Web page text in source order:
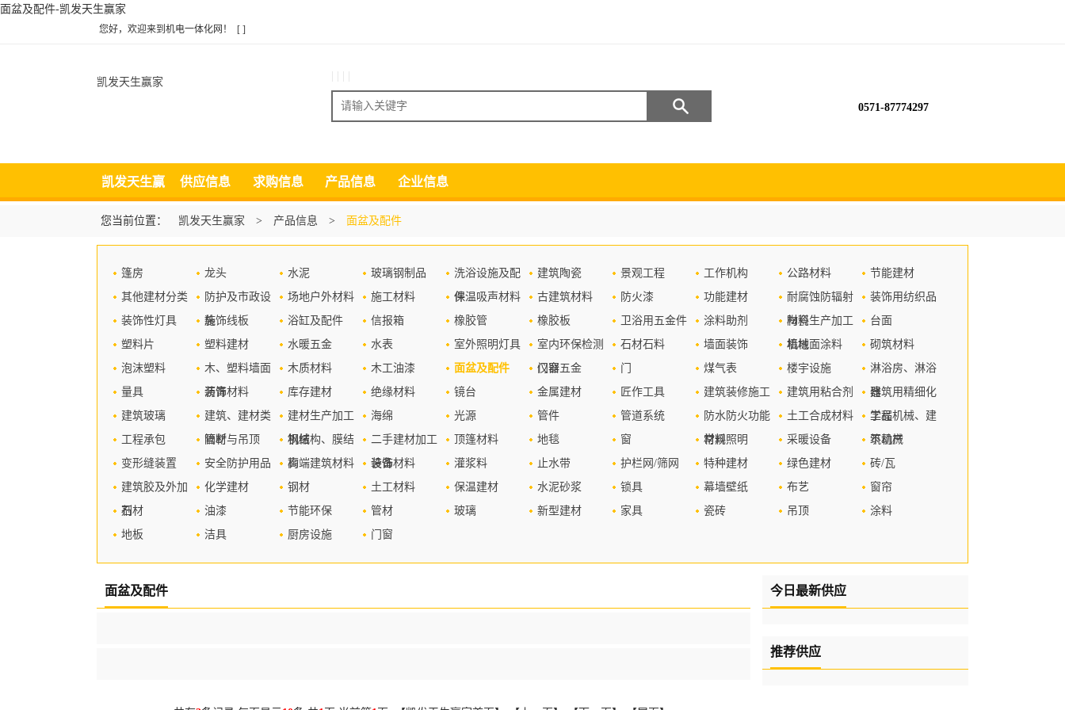
面盆及配件-凯发天生赢家
您好，欢迎来到机电一体化网！ [ ]
凯发天生赢家
搜索 0571-87774297
凯发天生赢
家
供应信息 求购信息 产品信息 企业信息
您当前位置： 凯发天生赢家 > 产品信息 > 面盆及配件
篷房 龙头 水泥 玻璃钢制品
洗浴设施及配
件
建筑陶瓷 景观工程 工作机构 公路材料
节能建材
其他建材分类
防护及市政设
施
场地户外材料 施工材料 保温吸声材料 古建筑材料 防火漆 功能建材
耐腐蚀防辐射
材料
装饰用纺织品
装饰性灯具
装饰线板 浴缸及配件 信报箱 橡胶管 橡胶板 卫浴用五金件 涂料助剂
陶瓷生产加工
机械
台面
塑料片
塑料建材 水暖五金 水表 室外照明灯具
室内环保检测
仪器
石材石料 墙面装饰 墙地面涂料
砌筑材料
泡沫塑料
木、塑料墙面
装饰材料
木质材料 木工油漆 面盆及配件 门窗五金 门 煤气表 楼宇设施
淋浴房、淋浴
器
量具 沥青 库存建材 绝缘材料 镜台 金属建材 匠作工具 建筑装修施工 建筑用粘合剂
建筑用精细化
学品
建筑玻璃
建筑、建材类
管材
建材生产加工
机械
海绵 光源 管件 管道系统
防水防火功能
材料
土工合成材料
工程机械、建
筑机械
工程承包 隔断与吊顶
钢结构、膜结
构
二手建材加工
设备
顶篷材料 地毯 窗 常规照明 采暖设备
不动产
变形缝装置
安全防护用品 高端建筑材料 装饰材料 灌浆料 止水带 护栏网/筛网 特种建材 绿色建材
砖/瓦
建筑胶及外加
剂
化学建材 钢材 土工材料 保温建材 水泥砂浆 锁具 幕墙壁纸 布艺
窗帘
石材
油漆 节能环保 管材 玻璃 新型建材 家具 瓷砖 吊顶
涂料
地板
洁具 厨房设施 门窗
面盆及配件 今日最新供应
推荐供应